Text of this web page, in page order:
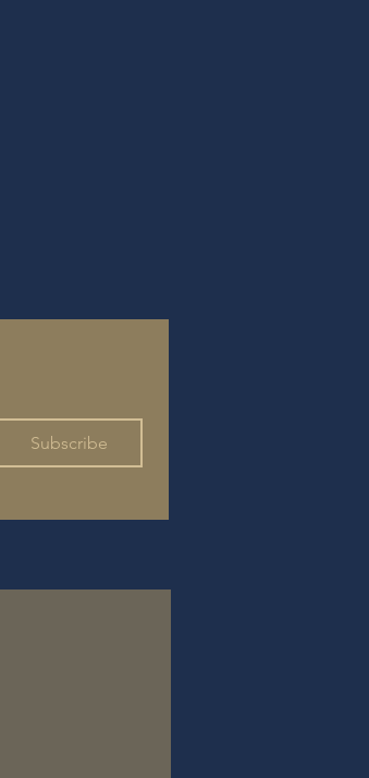
Subscribe